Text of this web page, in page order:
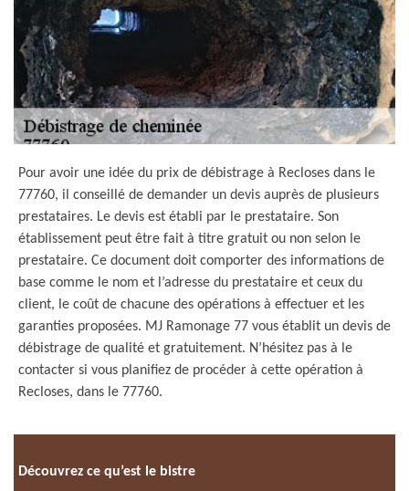
Pour avoir une idée du prix de débistrage à Recloses dans le
77760, il conseillé de demander un devis auprès de plusieurs
prestataires. Le devis est établi par le prestataire. Son
établissement peut être fait à titre gratuit ou non selon le
prestataire. Ce document doit comporter des informations de
base comme le nom et l’adresse du prestataire et ceux du
client, le coût de chacune des opérations à effectuer et les
garanties proposées. MJ Ramonage 77 vous établit un devis de
débistrage de qualité et gratuitement. N’hésitez pas à le
contacter si vous planifiez de procéder à cette opération à
Recloses, dans le 77760.
Découvrez ce qu’est le bistre